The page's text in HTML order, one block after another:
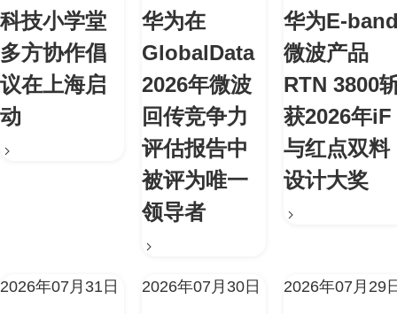
科技小学堂
多方协作倡
议在上海启
动
华为在
GlobalData
2026年微波
回传竞争力
评估报告中
被评为唯一
领导者
华为E-
微波产品
RTN 3800
获2026年iF
与红点双料
设计大奖
2026年07月31日 2026年07月30日 2026年07月29